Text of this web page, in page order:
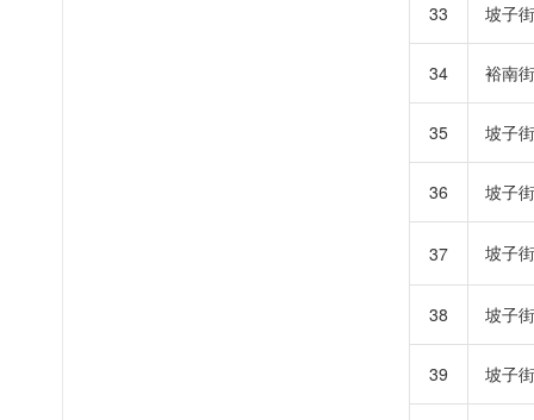
33 坡子街
34 裕南街
35 坡子街
36 坡子街
37 坡子街
38 坡子街
39 坡子街